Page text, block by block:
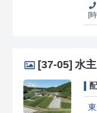
[
[37-05] 水